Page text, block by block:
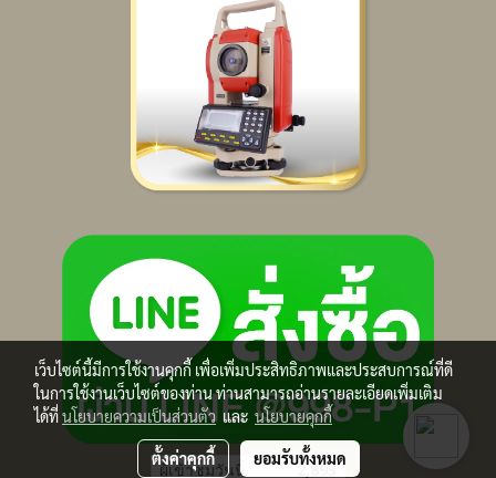
ผู้เข้าชมวันนี้ 2,893
เว็บไซต์นี้มีการใช้งานคุกกี้ เพื่อเพิ่มประสิทธิภาพและประสบการณ์ที่ดี
ในการใช้งานเว็บไซต์ของท่าน ท่านสามารถอ่านรายละเอียดเพิ่มเติม
ได้ที่นโยบายความเป็นส่วนตัว และ นโยบายคุกกี้
ตั้งค่าคุกกี้ ยอมรับทั้งหมด